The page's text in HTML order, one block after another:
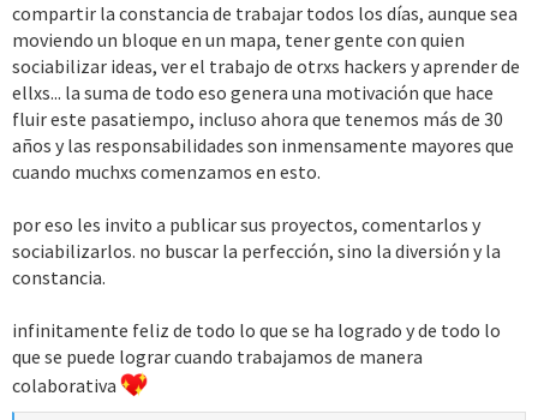
compartir la constancia de trabajar todos los días, aunque sea
moviendo un bloque en un mapa, tener gente con quien
sociabilizar ideas, ver el trabajo de otrxs hackers y aprender de
ellxs... la suma de todo eso genera una motivación que hace
fluir este pasatiempo, incluso ahora que tenemos más de 30
años y las responsabilidades son inmensamente mayores que
cuando muchxs comenzamos en esto.
por eso les invito a publicar sus proyectos, comentarlos y
sociabilizarlos. no buscar la perfección, sino la diversión y la
constancia.
infinitamente feliz de todo lo que se ha logrado y de todo lo
que se puede lograr cuando trabajamos de manera
colaborativa